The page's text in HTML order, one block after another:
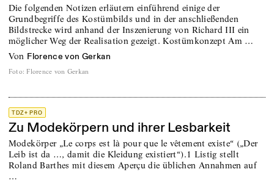
Die folgenden Notizen erläutern einführend einige der
Grundbegriffe des Kostümbilds und in der anschließenden
Bildstrecke wird anhand der Inszenierung von Richard III ein
möglicher Weg der Realisation gezeigt. Kostümkonzept Am …
von Florence von Gerkan
Foto: Florence von Gerkan
TDZ+ PRO
Zu Modekörpern und ihrer Lesbarkeit
Modekörper „Le corps est là pour que le vêtement existe“ („Der
Leib ist da …, damit die Kleidung existiert“).1 Listig stellt
Roland Barthes mit diesem Aperçu die üblichen Annahmen auf
…